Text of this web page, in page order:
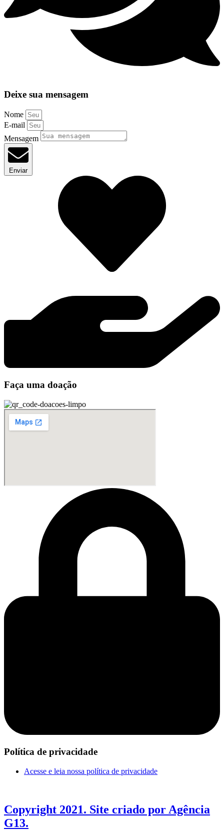
Deixe sua mensagem
Nome
E-mail
Mensagem
Enviar
Faça uma doação
Política de privacidade
Acesse e leia nossa política de privacidade
Copyright 2021. Site criado por Agência
G13.